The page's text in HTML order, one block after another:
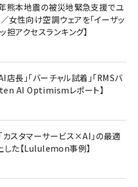
の真実 P&G・グリコで学んだ失敗
)2026/07/08号 No.2502[2026
の恋と運命／山田涼介]
休中に１億貯めた株式投資
営 「沈黙の組織」から「高め合う
ングをもっと見る
熊本地震の被災地緊急支援でユ
性向け空調ウェアを「イーザッ
担アクセスランキング】
長」「バーチャル試着」「RMSバ
AI Optimismレポート】
スタマーサービス×AI」の最適
た【Lululemon事例】